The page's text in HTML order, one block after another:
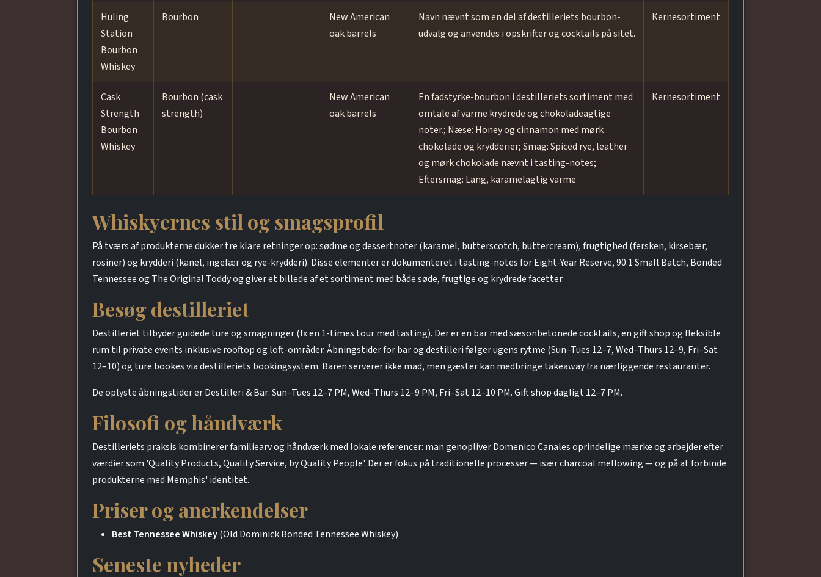
Huling
Station
Bourbon
Whiskey
Bourbon
New American
oak barrels
Navn nævnt som en del af destilleriets bourbon-
udvalg og anvendes i opskrifter og cocktails på sitet.
Kernesortiment
Cask
Strength
Bourbon
Whiskey
Bourbon (cask
strength)
New American
oak barrels
En fadstyrke-bourbon i destilleriets sortiment med
omtale af varme krydrede og chokoladeagtige
noter.; Næse: Honey og cinnamon med mørk
chokolade og krydderier; Smag: Spiced rye, leather
og mørk chokolade nævnt i tasting-notes;
Eftersmag: Lang, karamelagtig varme
Kernesortiment
Whiskyernes stil og smagsprofil
På tværs af produkterne dukker tre klare retninger op: sødme og dessertnoter (karamel, butterscotch, buttercream), frugtighed (fersken, kirsebær,
rosiner) og krydderi (kanel, ingefær og rye-krydderi). Disse elementer er dokumenteret i tasting-notes for Eight-Year Reserve, 90.1 Small Batch, Bonded
Tennessee og The Original Toddy og giver et billede af et sortiment med både søde, frugtige og krydrede facetter.
Besøg destilleriet
Destilleriet tilbyder guidede ture og smagninger (fx en 1-times tour med tasting). Der er en bar med sæsonbetonede cocktails, en gift shop og fleksible
rum til private events inklusive rooftop og loft-områder. Åbningstider for bar og destilleri følger ugens rytme (Sun–Tues 12–7, Wed–Thurs 12–9, Fri–Sat
12–10) og ture bookes via destilleriets bookingsystem. Baren serverer ikke mad, men gæster kan medbringe takeaway fra nærliggende restauranter.
De oplyste åbningstider er Destilleri & Bar: Sun–Tues 12–7 PM, Wed–Thurs 12–9 PM, Fri–Sat 12–10 PM. Gift shop dagligt 12–7 PM.
Filosofi og håndværk
Destilleriets praksis kombinerer familiearv og håndværk med lokale referencer: man genopliver Domenico Canales oprindelige mærke og arbejder efter
værdier som 'Quality Products, Quality Service, by Quality People'. Der er fokus på traditionelle processer — især charcoal mellowing — og på at forbinde
produkterne med Memphis' identitet.
Priser og anerkendelser
Best Tennessee Whiskey(Old Dominick Bonded Tennessee Whiskey)
Seneste nyheder